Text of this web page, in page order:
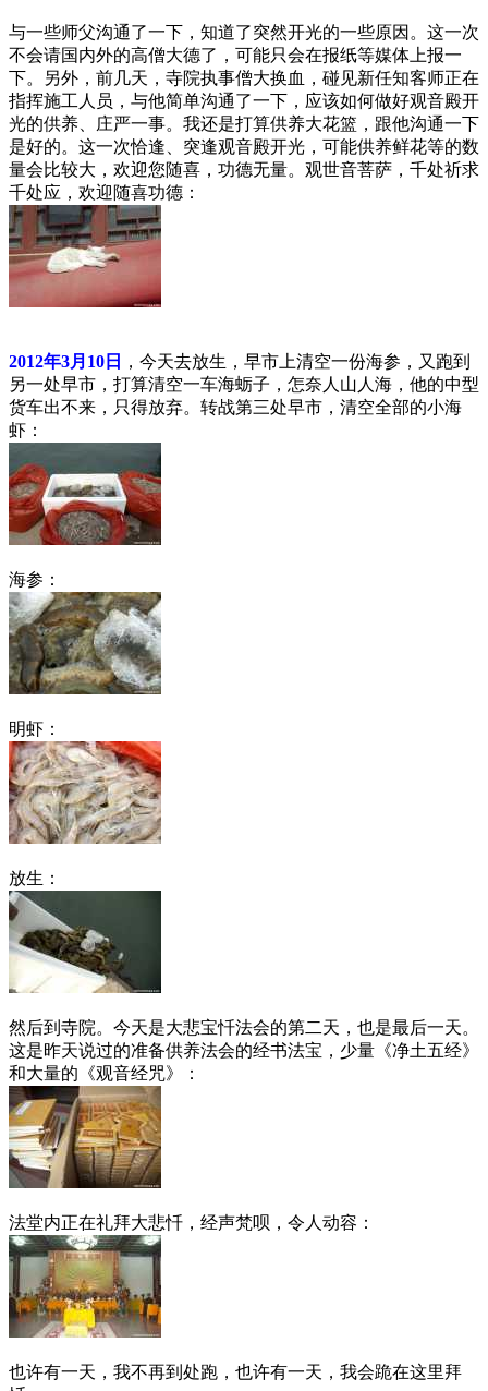
与一些师父沟通了一下，知道了突然开光的一些原因。这一次
不会请国内外的高僧大德了，可能只会在报纸等媒体上报一
下。另外，前几天，寺院执事僧大换血，碰见新任知客师正在
指挥施工人员，与他简单沟通了一下，应该如何做好观音殿开
光的供养、庄严一事。我还是打算供养大花篮，跟他沟通一下
是好的。这一次恰逢、突逢观音殿开光，可能供养鲜花等的数
量会比较大，欢迎您随喜，功德无量。观世音菩萨，千处祈求
千处应，欢迎随喜功德：
2012年3月10日
，今天去放生，早市上清空一份海参，又跑到
另一处早市，打算清空一车海蛎子，怎奈人山人海，他的中型
货车出不来，只得放弃。转战第三处早市，清空全部的小海
虾：
海参：
明虾：
放生：
然后到寺院。今天是大悲宝忏法会的第二天，也是最后一天。
这是昨天说过的准备供养法会的经书法宝，少量《净土五经》
和大量的《观音经咒》：
法堂内正在礼拜大悲忏，经声梵呗，令人动容：
也许有一天，我不再到处跑，也许有一天，我会跪在这里拜